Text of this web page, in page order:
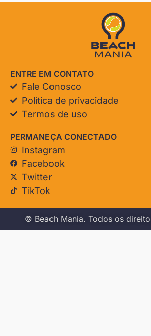
ENTRE EM CONTATO
Fale Conosco
Política de privacidade
Termos de uso
PERMANEÇA CONECTADO
Instagram
Facebook
Twitter
TikTok
© Beach Mania. Todos os